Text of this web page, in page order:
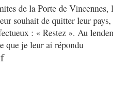
de la Porte de
souhait de quitter leur
: « Restez ». Au
que je leur ai répondu